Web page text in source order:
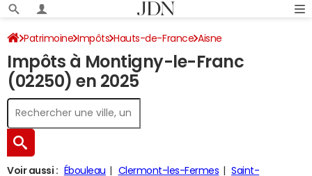
Patrimoine Impôts Hauts-de-France Aisne
Montigny-le-Franc Impôt sur le revenu
Impôts à Montigny-le-Franc
(02250) en 2025
Voir aussi : Ébouleau Clermont-les-Fermes
Saint-